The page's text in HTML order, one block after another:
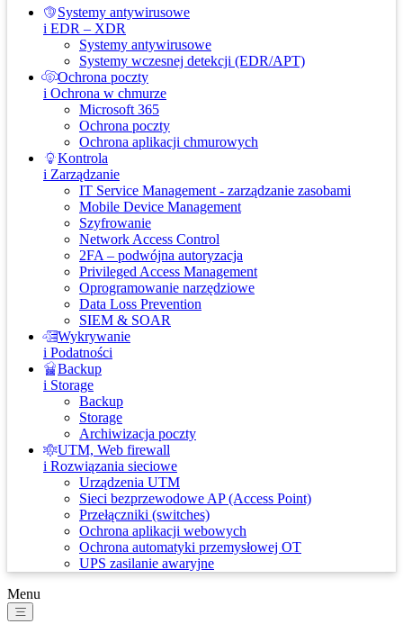
Systemy antywirusowe
i EDR – XDR
Systemy antywirusowe
Systemy wczesnej detekcji (EDR/APT)
Ochrona poczty
i Ochrona w chmurze
Microsoft 365
Ochrona poczty
Ochrona aplikacji chmurowych
Kontrola
i Zarządzanie
IT Service Management - zarządzanie zasobami
Mobile Device Management
Szyfrowanie
Network Access Control
2FA – podwójna autoryzacja
Privileged Access Management
Oprogramowanie narzędziowe
Data Loss Prevention
SIEM & SOAR
Wykrywanie
i Podatności
Backup
i Storage
Backup
Storage
Archiwizacja poczty
UTM, Web firewall
i Rozwiązania sieciowe
Urządzenia UTM
Sieci bezprzewodowe AP (Access Point)
Przełączniki (switches)
Ochrona aplikacji webowych
Ochrona automatyki przemysłowej OT
UPS zasilanie awaryjne
Menu